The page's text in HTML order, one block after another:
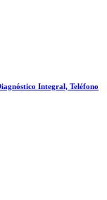
Integral, Teléfono